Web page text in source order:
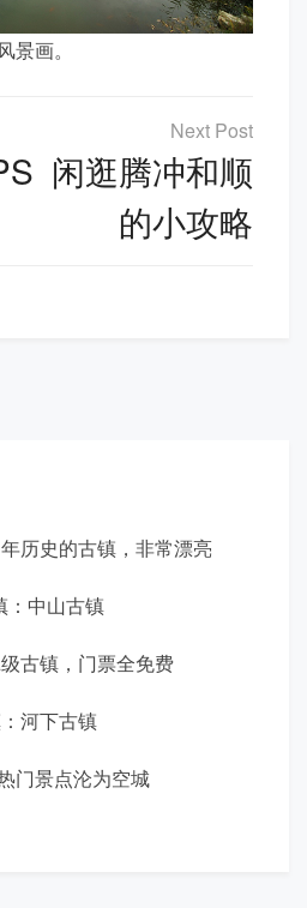
画。
闲逛腾冲和顺
的小攻略
历史的古镇，非常漂亮
：中山古镇
古镇，门票全免费
河下古镇
门景点沦为空城